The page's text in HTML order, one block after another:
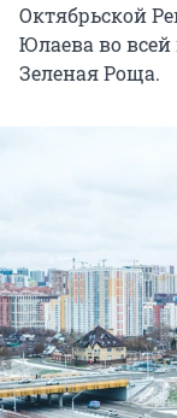
Октябрьской
Юлаева во всей
Зеленая Роща.